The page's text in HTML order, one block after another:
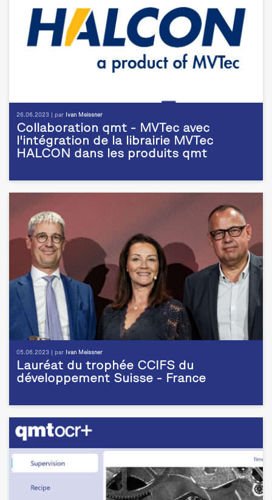
26.06.2023 | par Ivan Meissner
Collaboration qmt - MVTec avec
l'intégration de la librairie MVTec
HALCON dans les produits qmt
05.06.2023 | par Ivan Meissner
Lauréat du trophée CCIFS du
développement Suisse - France